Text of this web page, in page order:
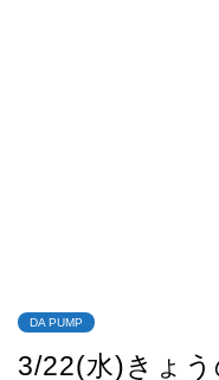
DA PUMP
3/22(水)きょう